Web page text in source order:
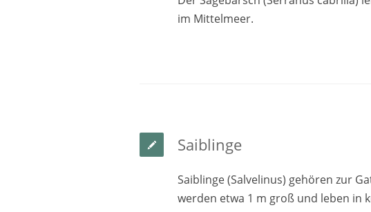
im Mittelmeer.
Saiblinge
Saiblinge (Salvelinus) gehören zur
werden etwa 1 m groß und leben in